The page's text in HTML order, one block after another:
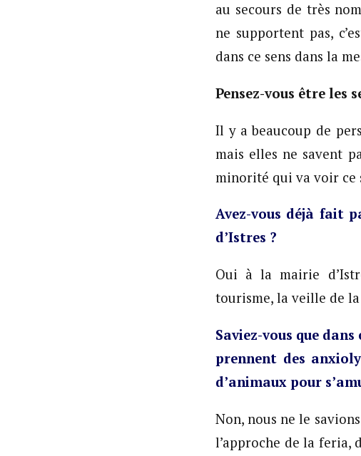
au secours de très
ne supportent pas,
dans ce sens dans la
Pensez-vous être les
Il y a beaucoup de
mais elles ne savent
minorité qui va voir ce
Avez-vous déjà fait
d’Istres ?
Oui à la mairie
tourisme, la veille de
Saviez-vous que
prennent des
d’animaux pour
Non, nous ne le
l’approche de la feria,